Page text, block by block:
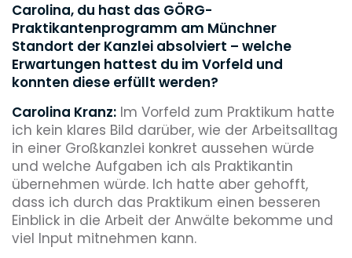
Carolina, du hast das GÖRG-
Praktikantenprogramm am Münchner
Standort der Kanzlei absolviert – welche
Erwartungen hattest du im Vorfeld und
konnten diese erfüllt werden?
Carolina Kranz: Im Vorfeld zum Praktikum hatte
ich kein klares Bild darüber, wie der Arbeitsalltag
in einer Großkanzlei konkret aussehen würde
und welche Aufgaben ich als Praktikantin
übernehmen würde. Ich hatte aber gehofft,
dass ich durch das Praktikum einen besseren
Einblick in die Arbeit der Anwälte bekomme und
viel Input mitnehmen kann.